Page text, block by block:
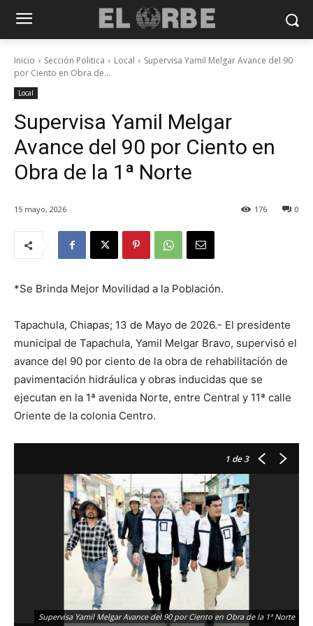
Inicio Sección Politica Local
Supervisa Yamil Melgar Avance del 90
por Ciento en Obra de...
Local
Supervisa Yamil Melgar
Avance del 90 por Ciento en
Obra de la 1ª Norte
15 mayo, 2026 0
176
*Se Brinda Mejor Movilidad a la Población.
Tapachula, Chiapas; 13 de Mayo de 2026.- El presidente
municipal de Tapachula, Yamil Melgar Bravo, supervisó el
avance del 90 por ciento de la obra de rehabilitación de
pavimentación hidráulica y obras inducidas que se
ejecutan en la 1ª avenida Norte, entre Central y 11ª calle
Oriente de la colonia Centro.
1 de 3
Supervisa Yamil Melgar Avance del 90 por Ciento en Obra de la 1ª Norte